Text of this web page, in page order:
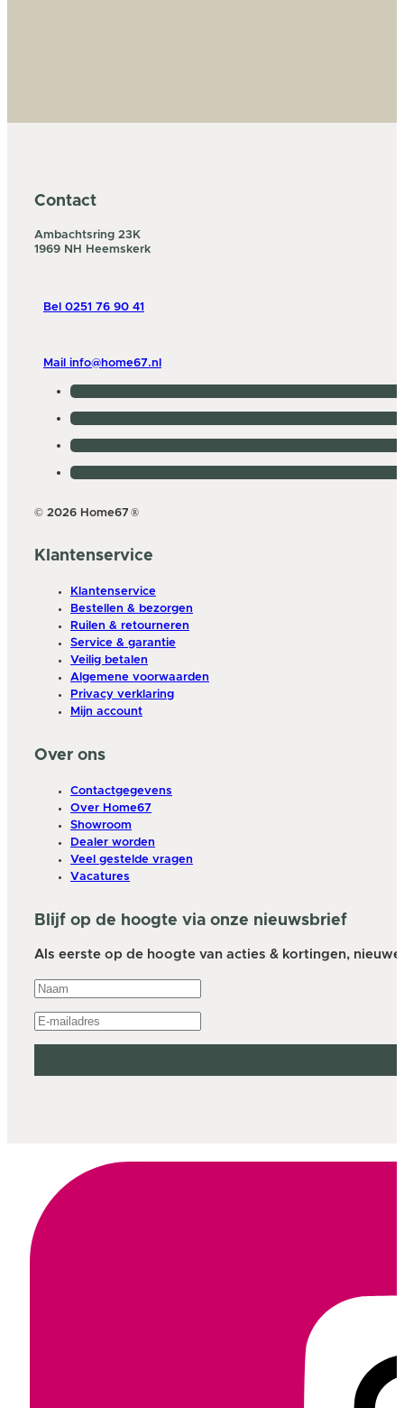
Contact
Ambachtsring 23K
1969 NH Heemskerk
Bel 0251 76 90 41
Mail info@home67.nl
© 2026 Home67 ®
Klantenservice
Klantenservice
Bestellen & bezorgen
Ruilen & retourneren
Service & garantie
Veilig betalen
Algemene voorwaarden
Privacy verklaring
Mijn account
Over ons
Contactgegevens
Over Home67
Showroom
Dealer worden
Veel gestelde vragen
Vacatures
Blijf op de hoogte via onze nieuwsbrief
Als eerste op de hoogte van acties & kortingen,